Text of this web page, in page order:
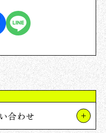
合わせ